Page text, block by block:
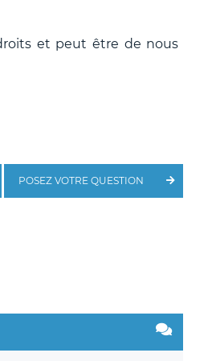
et peut être de nous
POSEZ VOTRE QUESTION